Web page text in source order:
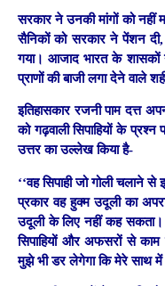
सरकार ने उनकी मांगों को नहीं
सैनिकों को सरकार ने पेंशन दी,
गया। आजाद भारत के शासकों
प्राणों की बाजी लगा देने वाले
इतिहासकार रजनी पाम दत्त
को गढ़वाली सिपाहियों के प्रश्न
उत्तर का उल्लेख किया है-
‘‘वह सिपाही जो गोली चलाने
प्रकार वह हुक्म उदूली का
उदूली के लिए नहीं कह सकता।
सिपाहियों और अफसरों से
मुझे भी डर लेगेगा कि मेरे साथ में